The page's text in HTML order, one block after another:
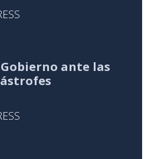
ante las